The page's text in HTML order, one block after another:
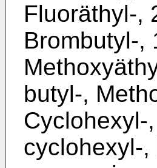
Fluoräthyl-,
Brombutyl-,
butyl-,
Cyclohexyl-
cyclohexyl-